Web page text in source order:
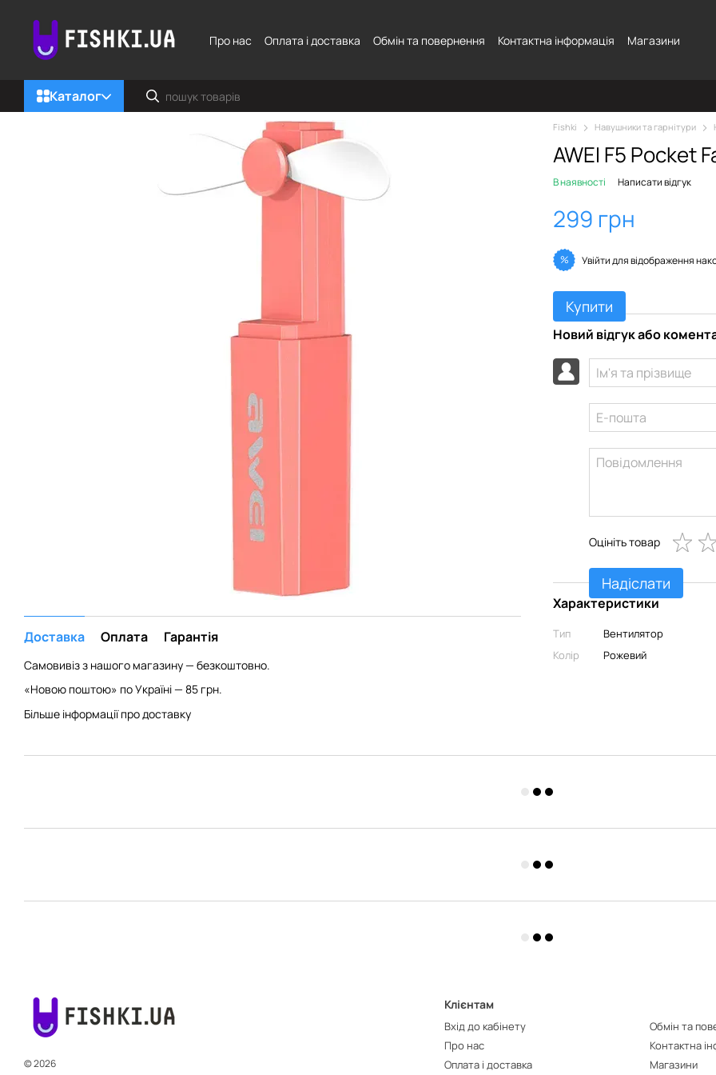
Про нас
Оплата і доставка Обмін та повернення Контактна інформація Магазини
Каталог
Доставка Оплата Гарантія
Самовивіз з нашого магазину — безкоштовно.
«Новою поштою» по Україні — 85 грн.
Більше інформації про доставку
Fishki Навушники та гарнітури
AWEI F5 Pocket
В наявності Написати відгук
299 грн
% Увійтидля відображення
Купити
Новий відгук або
Оцініть товар
Надіслати
Характеристики
Тип
Вентилятор
Колір
Рожевий
© 2026
Клієнтам
Вхід до кабінету
Про нас
Оплата і доставка
Обмін та
Контактна
Магазини